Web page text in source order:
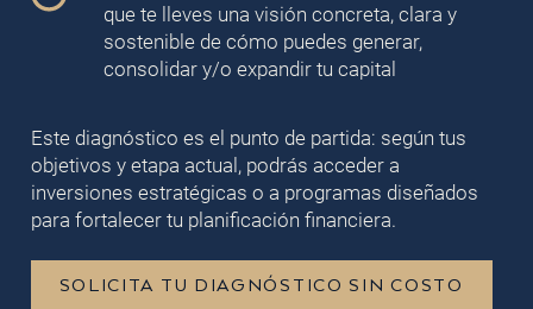
que te lleves una visión concreta, clara y
sostenible de cómo puedes generar,
consolidar y/o expandir tu capital
Este diagnóstico es el punto de partida: según tus
objetivos y etapa actual, podrás acceder a
inversiones estratégicas o a programas diseñados
para fortalecer tu planificación financiera.
SOLICITA TU DIAGNÓSTICO SIN COSTO